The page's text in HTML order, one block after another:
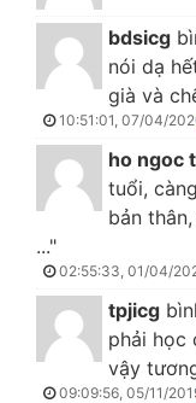
bdsicg
nói dạ
già và
10:51:01, 07/04/
ho ngoc
tuổi,
bản
..."
02:55:33, 01/04/
tpjicg
phải học
vậy
09:09:56, 05/11/